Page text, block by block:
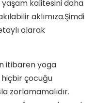
kalitesini daha
aklımıza.Şimdi
olarak
itibaren yoga
çocuğu
zorlamamalıdır.